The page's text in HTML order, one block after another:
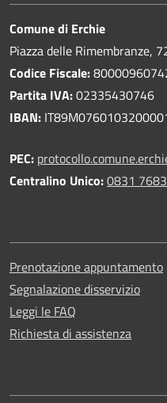
Comune di Erchie
Piazza delle Rimembranze,
Codice Fiscale:
Partita IVA:02335430746
IBAN:
PEC:
Centralino Unico:0831
Prenotazione appuntamento
Segnalazione disservizio
Leggi le FAQ
Richiesta di assistenza